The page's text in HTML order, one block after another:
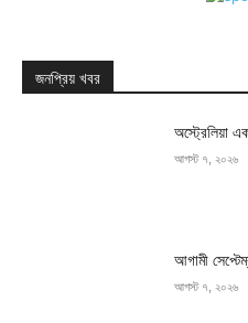
জনপ্রিয় খবর
অস্ট্রেলিয়া
আগস্ট ৭, ২০২৬
আগামী
আগস্ট ৭, ২০২৬